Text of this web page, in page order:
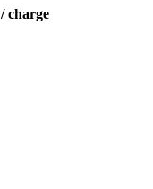
charge